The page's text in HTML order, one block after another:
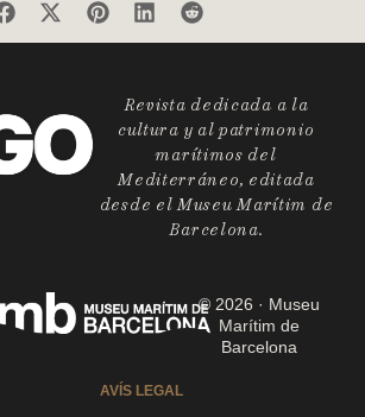
Revista dedicada a la
cultura y al patrimonio
marítimos del
Mediterráneo, editada
desde el Museu Marítim de
Barcelona.
AVÍS LEGAL
© 2026 · Museu
Marítim de
Barcelona